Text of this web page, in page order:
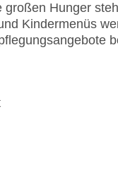
großen Hunger
Kindermenüs